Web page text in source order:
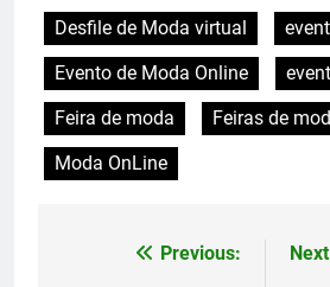
Desfile de Moda virtual
Evento de Moda Online
Feira de moda
Feiras de
Moda OnLine
Navegação
Previous: